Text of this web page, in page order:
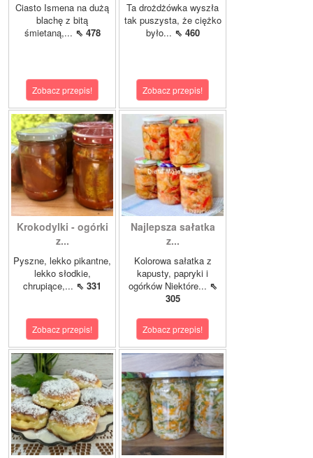
Ciasto Ismena na dużą
blachę z bitą
śmietaną,... ⇖ 478
Zobacz przepis!
Ta drożdżówka wyszła
tak puszysta, że ciężko
było... ⇖ 460
Zobacz przepis!
Krokodylki - ogórki
z...
Pyszne, lekko pikantne,
lekko słodkie,
chrupiące,... ⇖ 331
Zobacz przepis!
Najlepsza sałatka
z...
Kolorowa sałatka z
kapusty, papryki i
ogórków Niektóre... ⇖
305
Zobacz przepis!